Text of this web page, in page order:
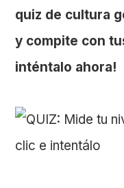
quiz de cultura
y compite con
inténtalo ahora!